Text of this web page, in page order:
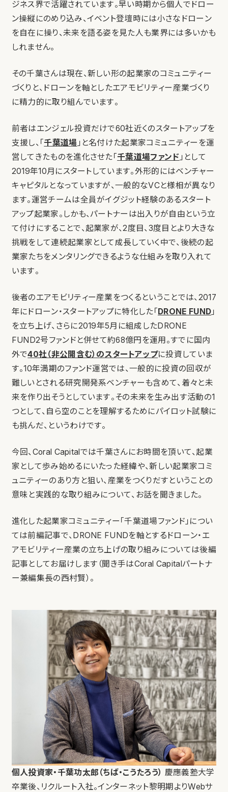
ジネス界で活躍されています。早い時期から個人でドロー
ン操縦にのめり込み、イベント登壇時には小さなドローン
を自在に操り、未来を語る姿を見た人も業界には多いかも
しれません。
その千葉さんは現在、新しい形の起業家のコミュニティー
づくりと、ドローンを軸としたエアモビリティー産業づくり
に精力的に取り組んでいます。
前者はエンジェル投資だけで60社近くのスタートアップを
支援し、「 千葉道場 」と名付けた起業家コミュニティーを運
営してきたものを進化させた「 千葉道場ファンド 」として
2019年10月にスタートしています。外形的にはベンチャー
キャピタルとなっていますが、一般的なVCと様相が異なり
ます。運営チームは全員がイグジット経験のあるスタート
アップ起業家。しかも、パートナーは出入りが自由という立
て付けにすることで、起業家が、2度目、3度目とより大きな
挑戦をして連続起業家として成長していく中で、後続の起
業家たちをメンタリングできるような仕組みを取り入れて
います。
後者のエアモビリティー産業をつくるということでは、2017
年にドローン・スタートアップに特化した「 DRONE FUND 」
を立ち上げ、さらに2019年5月に組成したDRONE
FUND2号ファンドと併せて約68億円を運用。すでに国内
外で40社（非公開含む）のスタートアップに投資していま
す。10年満期のファンド運営では、一般的に投資の回収が
難しいとされる研究開発系ベンチャーも含めて、着々と未
来を作り出そうとしています。その未来を生み出す活動の1
つとして、自ら空のことを理解するためにパイロット試験に
も挑んだ、というわけです。
今回、Coral Capitalでは千葉さんにお時間を頂いて、起業
家として歩み始めるにいたった経緯や、新しい起業家コミ
ュニティーのあり方と狙い、産業をつくりだすということの
意味と実践的な取り組みについて、お話を聞きました。
進化した起業家コミュニティー「千葉道場ファンド」につい
ては前編記事で、DRONE FUNDを軸とするドローン・エ
アモビリティー産業の立ち上げの取り組みについては後編
記事としてお届けします（聞き手はCoral Capitalパートナ
ー兼編集長の西村賢）。
個人投資家・千葉功太郎（ちば・こうたろう） 慶應義塾大学
卒業後、リクルート入社。インターネット黎明期よりWebサ